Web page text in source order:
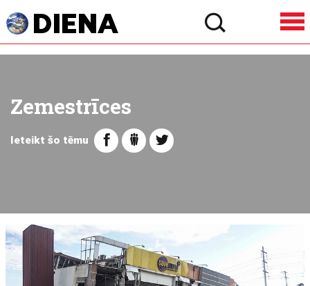
Zemestrīces
Ieteikt šo tēmu